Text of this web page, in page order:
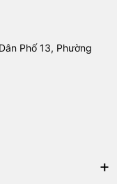
Phố 13, Phường